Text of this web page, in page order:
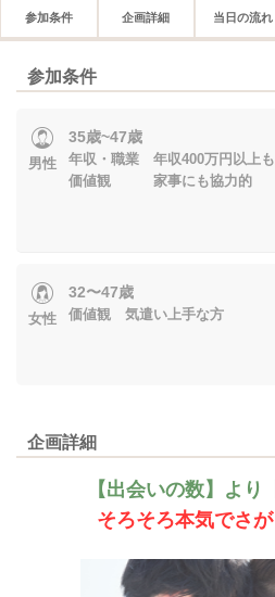
参加条件 企画詳細 当日の流れ
参加条件
男性
35歳~47歳
年収・職業 年収400万円以上
価値観 家事にも協力的
女性
32〜47歳
価値観 気遣い上手な方
企画詳細
【出会いの数】より
そろそろ本気でさ